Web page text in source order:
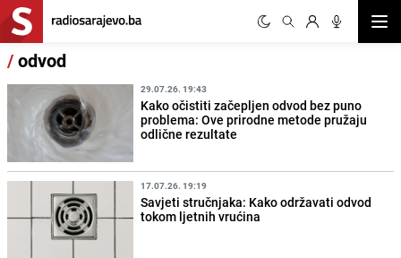
/odvod
29.07.26. 19:43
Kako očistiti začepljen odvod bez puno
problema: Ove prirodne metode pružaju
odlične rezultate
17.07.26. 19:19
Savjeti stručnjaka: Kako održavati odvod
tokom ljetnih vrućina